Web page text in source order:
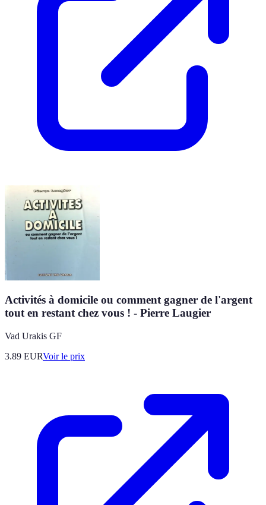
Activités à domicile ou comment gagner de l'argent
tout en restant chez vous ! - Pierre Laugier
Vad Urakis GF
3.89 EURVoir le prix